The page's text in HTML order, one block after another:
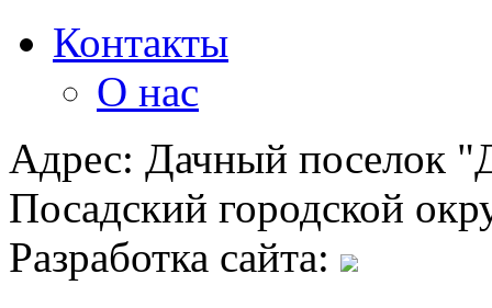
Контакты
О нас
Адрес: Дачный поселок
Посадский городской
Разработка сайта: